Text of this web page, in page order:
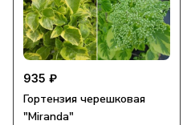
935 ₽
Гортензия черешковая
"Miranda"